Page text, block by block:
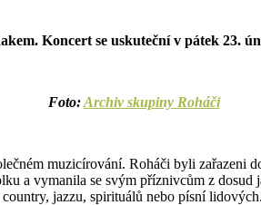
Koncert se uskuteční v pátek 23.
Foto:Archiv skupiny Roháči
muzicírování. Roháči byli zařazeni
vymanila se svým příznivcům z dosud
jazzu, spirituálů nebo písní lidových.